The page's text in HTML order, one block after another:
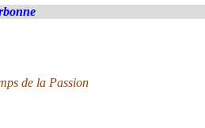
de la Passion